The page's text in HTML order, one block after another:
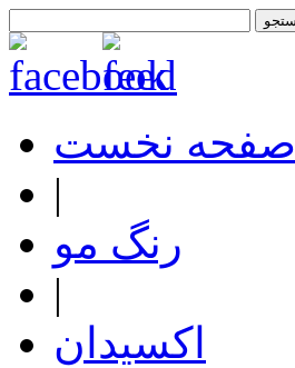
صفحه نخست
|
رنگ مو
|
اکسیدان